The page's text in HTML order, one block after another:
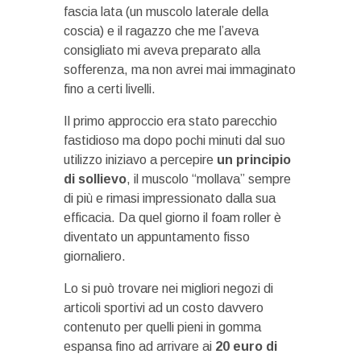
fascia lata (un muscolo laterale della
coscia) e il ragazzo che me l’aveva
consigliato mi aveva preparato alla
sofferenza, ma non avrei mai immaginato
fino a certi livelli.
Il primo approccio era stato parecchio
fastidioso ma dopo pochi minuti dal suo
utilizzo iniziavo a percepire un principio
di sollievo, il muscolo “mollava” sempre
di più e rimasi impressionato dalla sua
efficacia. Da quel giorno il foam roller è
diventato un appuntamento fisso
giornaliero.
Lo si può trovare nei migliori negozi di
articoli sportivi ad un costo davvero
contenuto per quelli pieni in gomma
espansa fino ad arrivare ai 20 euro di